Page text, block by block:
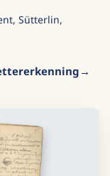
Sütterlin,